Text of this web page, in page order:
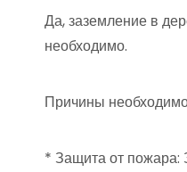
Да, заземление в
необходимо.
Причины
* Защита от пожара: